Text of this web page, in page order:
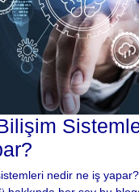
nedir ne iş